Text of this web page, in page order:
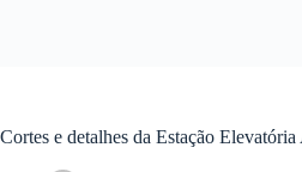
Cortes e detalhes da Estação Elevatória